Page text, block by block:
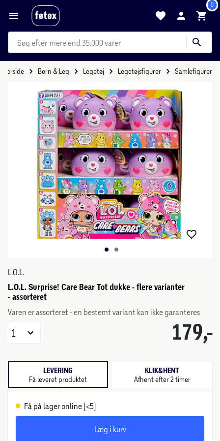
0
mere end 35.000 varer
Forside Børn & Leg Legetøj Legetøjsfigurer Samlefigurer
L.O.L.
L.O.L. Surprise! Care Bear Tot dukke - flere varianter
- assorteret
Varen er assorteret - en bestemt variant kan ikke garanteres
179,-
1
LEVERING
Få leveret produktet
KLIK&HENT
Afhent efter 2 timer
Få på lager online (<5)
Læg i kurv